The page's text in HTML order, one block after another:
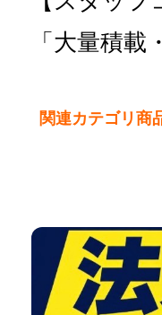
「大量積
関連カテゴリ商